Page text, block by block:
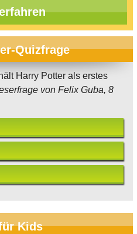
Quizfrage
Harry Potter als erstes
von Felix Guba, 8
Kids